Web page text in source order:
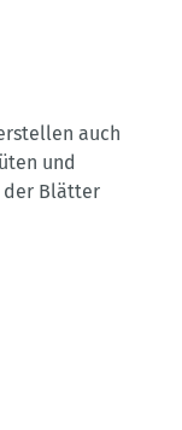
auch
und
der Blätter